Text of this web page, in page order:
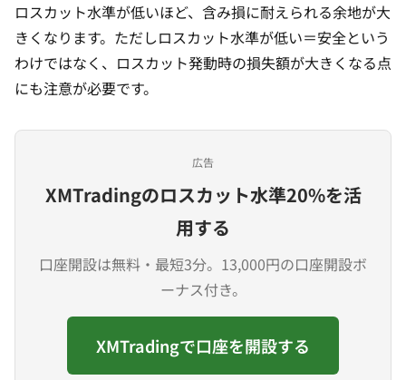
ロスカット水準が低いほど、含み損に耐えられる余地が大
きくなります。ただしロスカット水準が低い＝安全という
わけではなく、ロスカット発動時の損失額が大きくなる点
にも注意が必要です。
広告
XMTradingのロスカット水準20%を活
用する
口座開設は無料・最短3分。13,000円の口座開設ボ
ーナス付き。
XMTradingで口座を開設する